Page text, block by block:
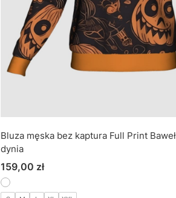
Bluza męska bez kaptura Full Print
dynia
Cena
159,00 zł